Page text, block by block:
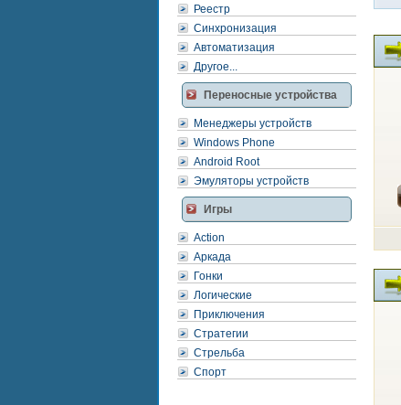
Реестр
Синхронизация
Автоматизация
Другое...
Переносные устройства
Менеджеры устройств
Windows Phone
Android Root
Эмуляторы устройств
Игры
Action
Аркада
Гонки
Логические
Приключения
Стратегии
Стрельба
Спорт